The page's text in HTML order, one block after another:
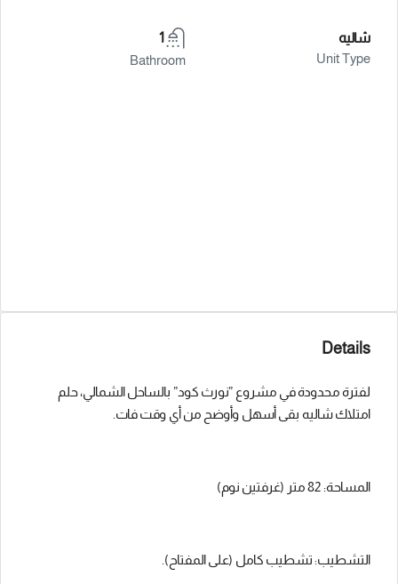
شاليه
Unit Type
1
Bathroom
Details
لفترة محدودة في مشروع ”نورث كود” بالساحل الشمالي، حلم
امتلاك شاليه بقى أسهل وأوضح من أي وقت فات.
المساحة: 82 متر (غرفتين نوم)
التشطيب: تشطيب كامل (على المفتاح).